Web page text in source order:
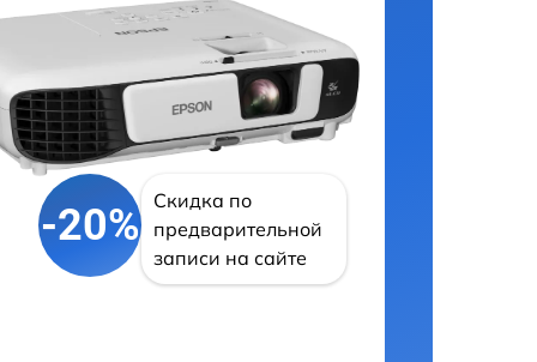
-20%
Скидка по
предварительной
записи на сайте